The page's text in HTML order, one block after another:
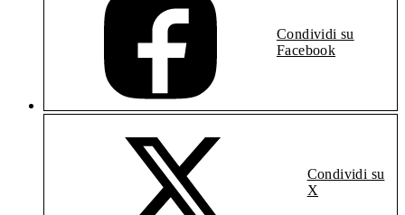
Condividi su
Facebook
Condividi su
X